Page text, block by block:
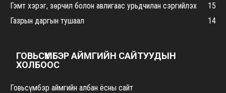
Гэмт хэрэг, зөрчил болон авлигаас урьдчилан сэргийлэх
15
Газрын даргын тушаал
14
ГОВЬСҮМБЭР АЙМГИЙН САЙТУУДЫН
ХОЛБООС
Говьсүмбэр аймгийн албан ёсны сайт